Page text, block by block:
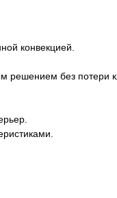
конвекцией.
без потери